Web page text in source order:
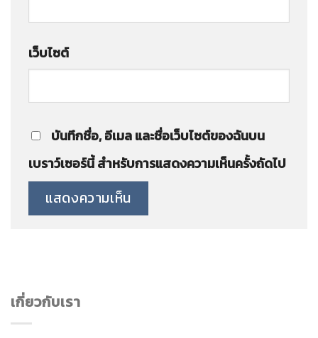
เกี่ยวกับเรา
เว็บไซต์
บันทึกชื่อ, อีเมล และชื่อเว็บไซต์ของฉันบน
เบราว์เซอร์นี้ สำหรับการแสดงความเห็นครั้งถัดไป